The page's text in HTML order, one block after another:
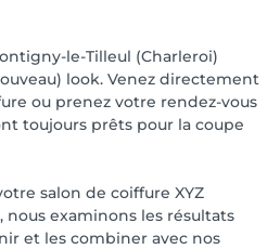
le-Tilleul (Charleroi)
look. Venez directement
ou prenez votre rendez-vous
toujours prêts pour la coupe
salon de coiffure XYZ
nous examinons les résultats
et les combiner avec nos